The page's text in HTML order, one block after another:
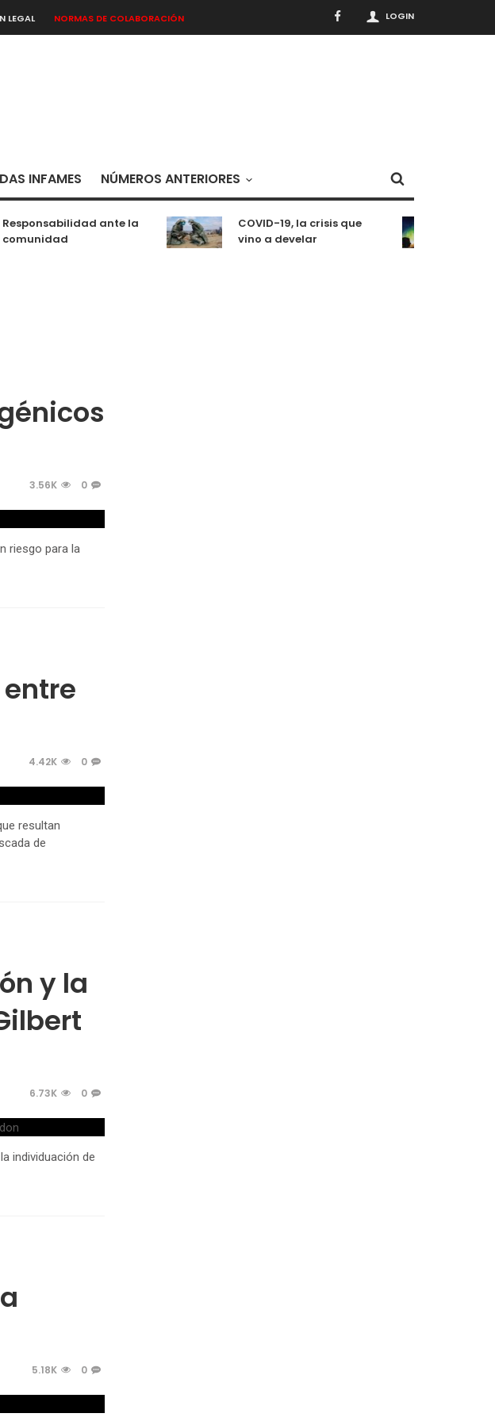
LOGIN
LEGAL NORMAS DE COLABORACIÓN
INFAMES NÚMEROS ANTERIORES
Responsabilidad ante la
comunidad
COVID-19, la crisis que
vino a develar
3.56K 0
riesgo para la
4.42K 0
resultan
de
y la
6.73K 0
individuación de
5.18K 0